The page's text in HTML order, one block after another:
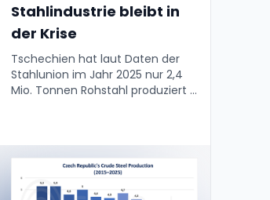
Stahlindustrie bleibt in
der Krise
Tschechien hat laut Daten der
Stahlunion im Jahr 2025 nur 2,4
Mio. Tonnen Rohstahl produziert –